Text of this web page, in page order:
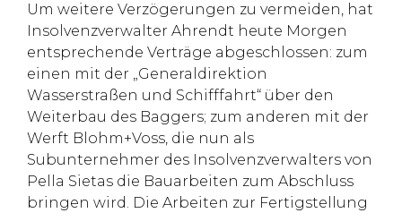
Um weitere Verzögerungen zu vermeiden, hat
Insolvenzverwalter Ahrendt heute Morgen
entsprechende Verträge abgeschlossen: zum
einen mit der „Generaldirektion
Wasserstraßen und Schifffahrt“ über den
Weiterbau des Baggers; zum anderen mit der
Werft Blohm+Voss, die nun als
Subunternehmer des Insolvenzverwalters von
Pella Sietas die Bauarbeiten zum Abschluss
bringen wird. Die Arbeiten zur Fertigstellung